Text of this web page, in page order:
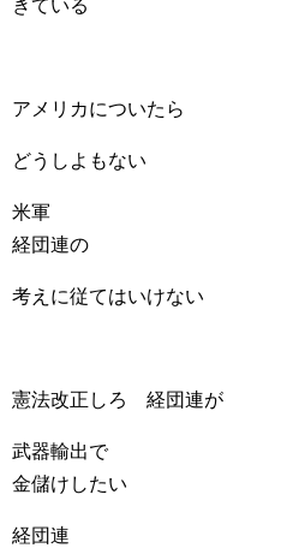
きている
アメリカについたら
どうしよもない
米軍
経団連の
考えに従てはいけない
憲法改正しろ 経団連が
武器輸出で
金儲けしたい
経団連